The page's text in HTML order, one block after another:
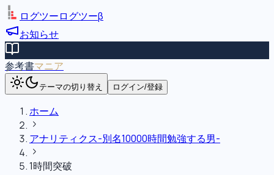
ログツーログツーβ
お知らせ
参考書マニア
テーマの切り替え ログイン/登録
ホーム
アナリティクス-別名10000時間勉強する男-
1時間突破